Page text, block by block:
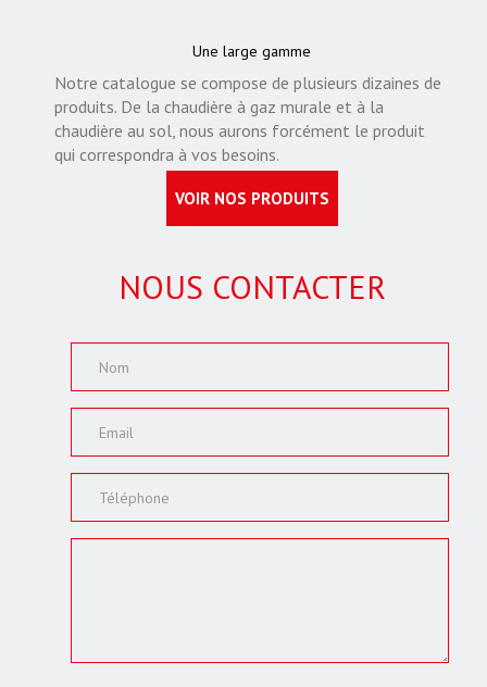
Une large gamme
Notre catalogue se compose de plusieurs dizaines de
produits. De la chaudière à gaz murale et à la
chaudière au sol, nous aurons forcément le produit
qui correspondra à vos besoins.
VOIR NOS PRODUITS
NOUS CONTACTER